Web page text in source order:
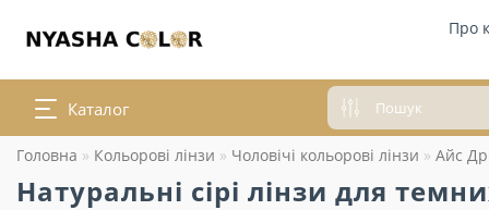
Про
Каталог
Головна Кольорові лінзи Чоловічі кольорові лінзи Айс
Натуральні сірі лінзи для